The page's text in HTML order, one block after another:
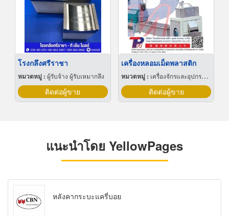
โรงกลึงศรีราชา
หมวดหมู่ : ผู้รับจ้าง ผู้รับเหมากลึง
ติดต่อผู้ขาย
เครื่องหลอมเม็ดพลาสติก
หมวดหมู่ : เครื่องจักรและอุปกรณ์ผลิตพลาสติก
ติดต่อผู้ขาย
แนะนำโดย YellowPages
หลังคากระบะแครี่บอย